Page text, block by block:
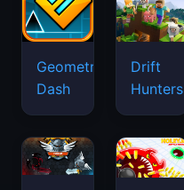
Geometry
Dash
Drift
Hunters